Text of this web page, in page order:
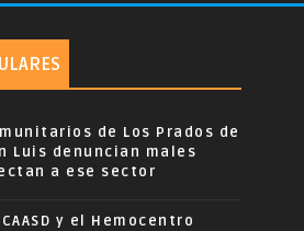
de Los Prados de
Luis denuncian males
a ese sector
CAASD y el Hemocentro